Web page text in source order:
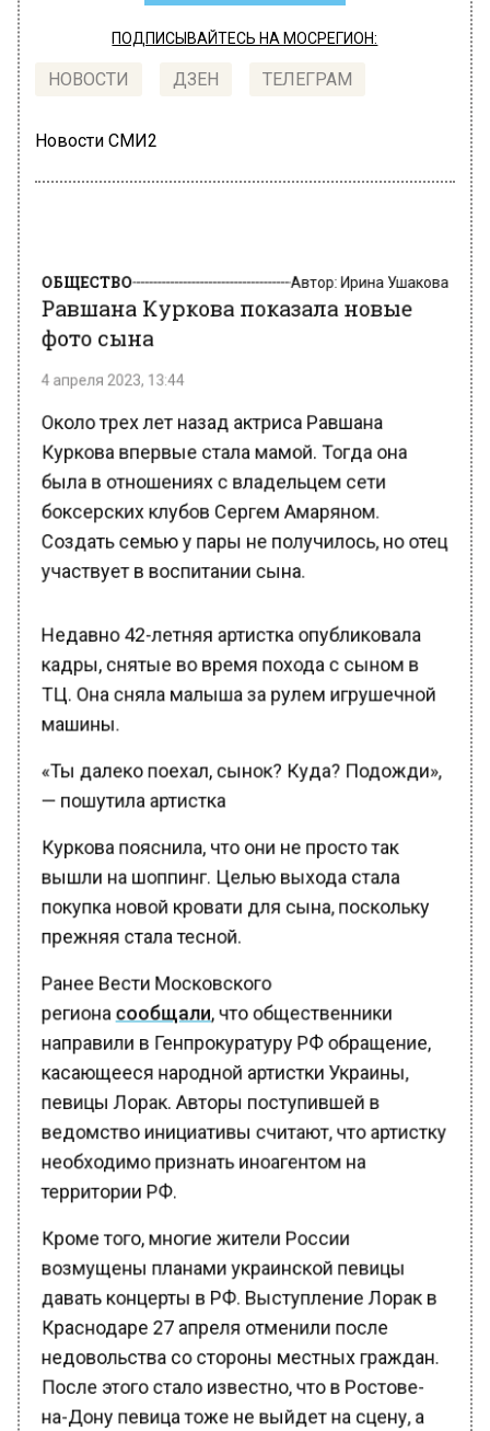
ПОДПИСЫВАЙТЕСЬ НА МОСРЕГИОН:
НОВОСТИ ДЗЕН ТЕЛЕГРАМ
Новости СМИ2
Равшана Куркова показала новые
фото сына
4 апреля 2023, 13:44
Куркова впервые стала мамой. Тогда она
была в отношениях с владельцем сети
боксерских клубов Сергем Амаряном.
Создать семью у пары не получилось, но отец
участвует в воспитании сына.
кадры, снятые во время похода с сыном в
ТЦ. Она сняла малыша за рулем игрушечной
машины.
«Ты далеко поехал, сынок? Куда? Подожди»,
— пошутила артистка
Куркова пояснила, что они не просто так
вышли на шоппинг. Целью выхода стала
покупка новой кровати для сына, поскольку
прежняя стала тесной.
Ранее Вести Московского
региона сообщали , что общественники
направили в Генпрокуратуру РФ обращение,
касающееся народной артистки Украины,
певицы Лорак. Авторы поступившей в
ведомство инициативы считают, что артистку
необходимо признать иноагентом на
территории РФ.
Кроме того, многие жители России
возмущены планами украинской певицы
давать концерты в РФ. Выступление Лорак в
Краснодаре 27 апреля отменили после
недовольства со стороны местных граждан.
После этого стало известно, что в Ростове-
на-Дону певица тоже не выйдет на сцену, а